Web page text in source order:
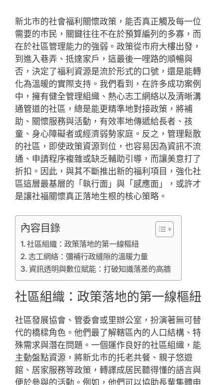
新北市的社會福利關懷政策，能否真正觸及每一位
需要的市民，關鍵往往不在於預算編列的多寡，而
在於社區管理能力的強弱。政策從市府大樓出發，
到進入巷弄、抵達家戶，這最後一哩路的順暢與
否，決定了福利資源是流於形式的口號，還是能轉
化為溫暖的實際支持。我們看到，在許多成功案例
中，擁有健全管理組織、熱心志工網絡以及清晰溝
通管道的社區，總是能更精準地對接政策，將補
助、關懷服務與活動，有效率地傳遞給長者、孩
童、身心障礙者或經濟弱勢家庭。反之，管理鬆散
的社區，即使政策資源到位，也容易因為資訊不流
通、申請程序複雜或缺乏輔助引導，而讓美意打了
折扣。因此，與其不斷推出新的福利項目，強化社
區這層最基層的「執行面」與「感應面」，或許才
是讓社福關懷真正落地生根的核心策略。
內容目錄
社區組織：政策落地的第一線樞紐
志工網絡：彌補行政縫隙的溫暖力量
資訊透明與數位賦能：打破知識落差的高牆
社區組織：政策落地的第一線樞紐
社區發展協會、管委會或里辦公室，扮演著無可替
代的橋樑角色。他們最了解轄區內的人口結構、特
殊需求與潛在問題。一個運作良好的社區組織，能
主動盤點資源，將新北市的托老共餐、親子悠遊
館、居家服務等政策，轉譯成居民聽得懂的語言與
便於參與的活動。例如，他們可以協助長輩集體申